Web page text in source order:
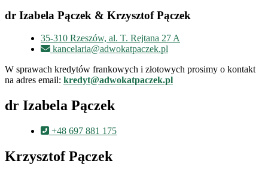
dr Izabela Pączek & Krzysztof Pączek
35-310 Rzeszów, al. T. Rejtana 27 A
kancelaria@adwokatpaczek.pl
W sprawach kredytów frankowych i złotowych prosimy o kontakt
na adres email: kredyt@adwokatpaczek.pl
dr Izabela Pączek
+48 697 881 175
Krzysztof Pączek